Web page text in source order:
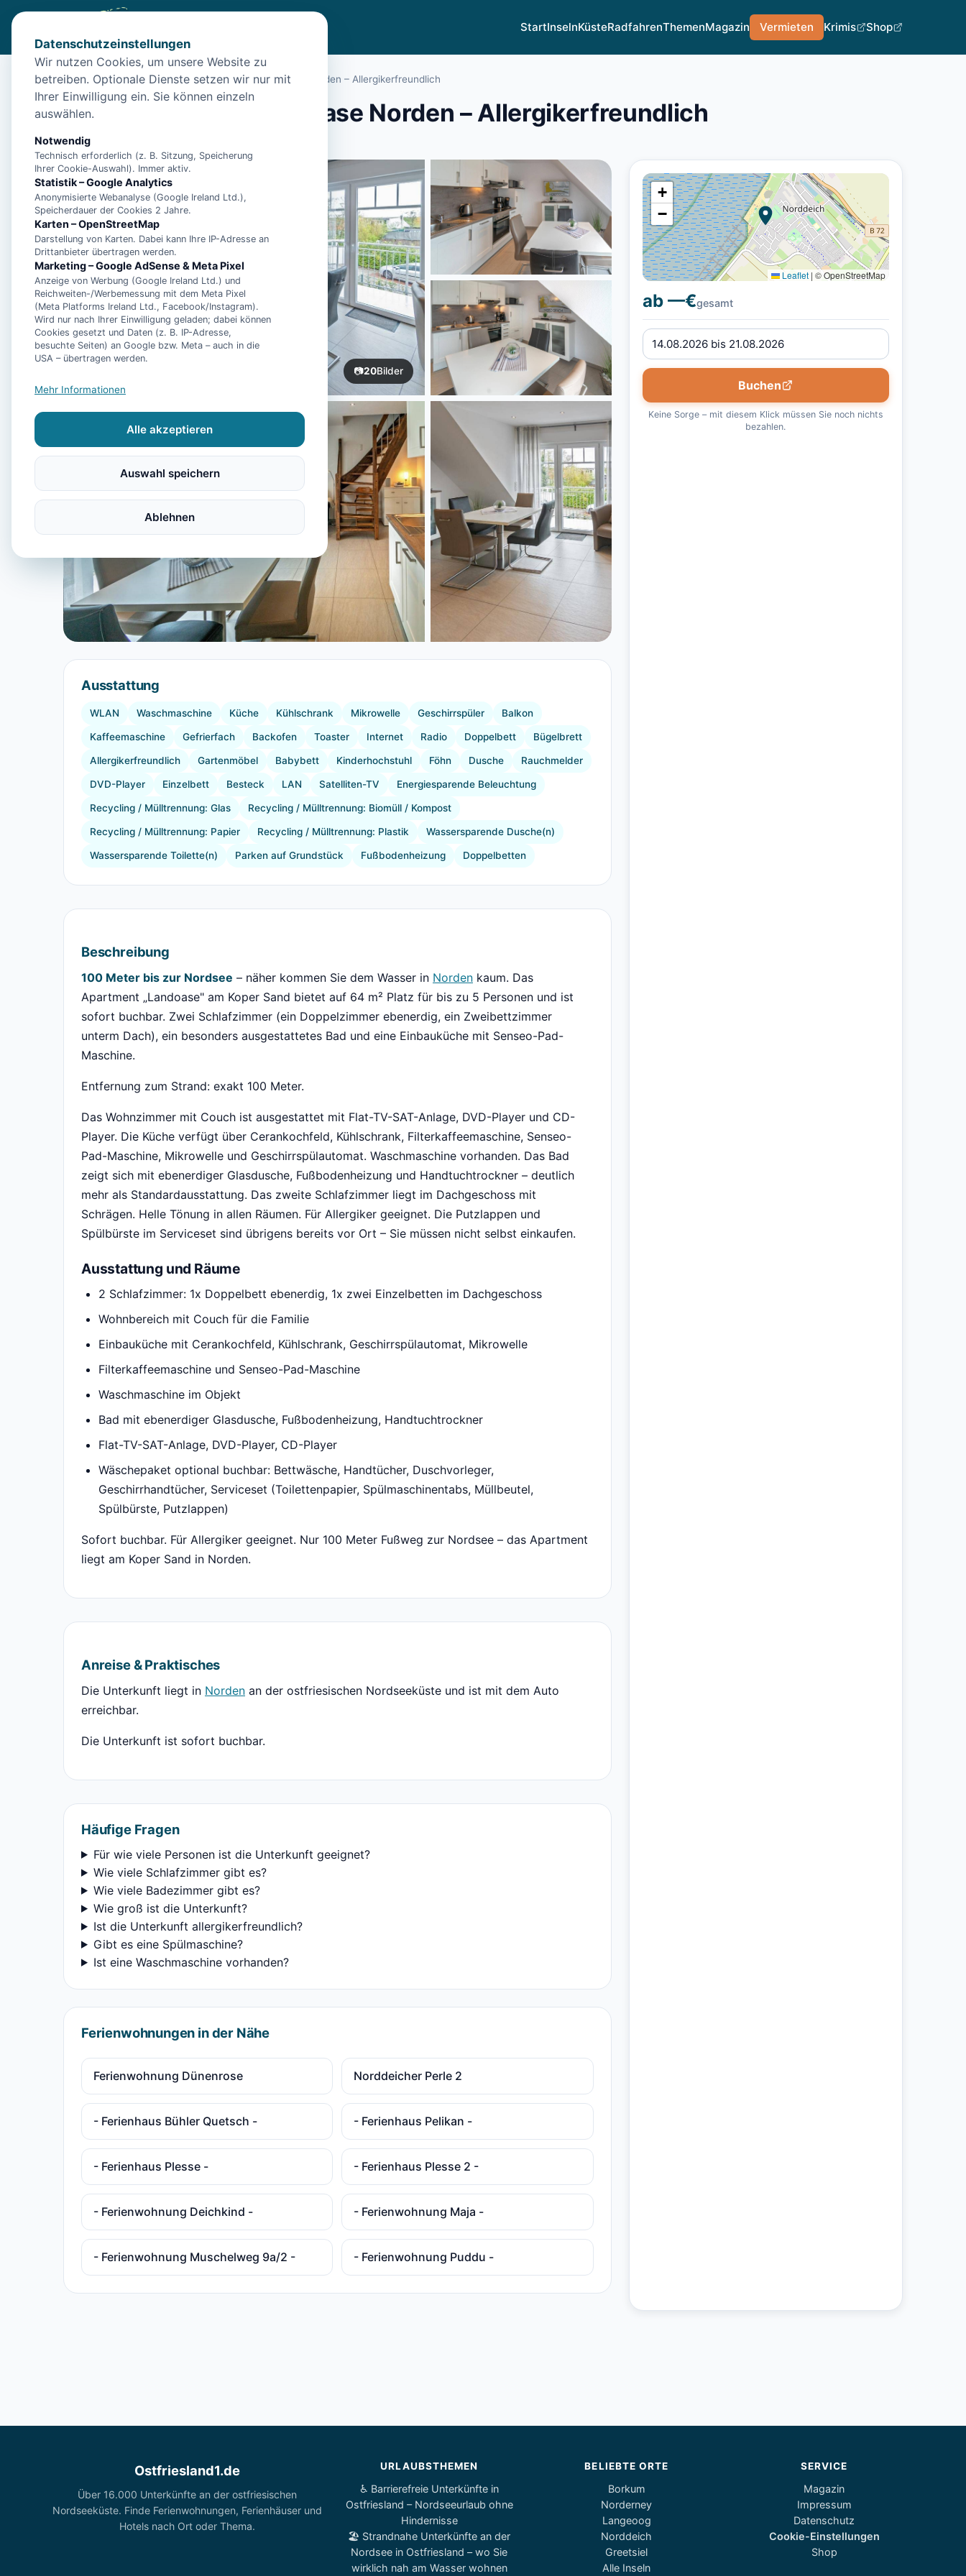
StartInselnKüsteRadfahrenThemenMagazin Vermieten Krimis Shop
Start Unterkünfte Norden/Ferienwohnung Landoase Norden – Allergikerfreundlich
Ferienwohnung Landoase Norden – Allergikerfreundlich
26506 Norden
📷20Bilder
Ausstattung
WLAN Waschmaschine Küche Kühlschrank Mikrowelle Geschirrspüler Balkon
Kaffeemaschine Gefrierfach Backofen Toaster Internet Radio Doppelbett Bügelbrett
Allergikerfreundlich Gartenmöbel Babybett Kinderhochstuhl Föhn Dusche Rauchmelder
DVD-Player Einzelbett Besteck LAN Satelliten-TV Energiesparende Beleuchtung
Recycling / Mülltrennung: Glas Recycling / Mülltrennung: Biomüll / Kompost
Recycling / Mülltrennung: Papier Recycling / Mülltrennung: Plastik Wassersparende Dusche(n)
Wassersparende Toilette(n) Parken auf Grundstück Fußbodenheizung Doppelbetten
Beschreibung
100 Meter bis zur Nordsee – näher kommen Sie dem Wasser in Norden kaum. Das
Apartment „Landoase" am Koper Sand bietet auf 64 m² Platz für bis zu 5 Personen und ist
sofort buchbar. Zwei Schlafzimmer (ein Doppelzimmer ebenerdig, ein Zweibettzimmer
unterm Dach), ein besonders ausgestattetes Bad und eine Einbauküche mit Senseo-Pad-
Maschine.
Entfernung zum Strand: exakt 100 Meter.
Das Wohnzimmer mit Couch ist ausgestattet mit Flat-TV-SAT-Anlage, DVD-Player und CD-
Player. Die Küche verfügt über Cerankochfeld, Kühlschrank, Filterkaffeemaschine, Senseo-
Pad-Maschine, Mikrowelle und Geschirrspülautomat. Waschmaschine vorhanden. Das Bad
zeigt sich mit ebenerdiger Glasdusche, Fußbodenheizung und Handtuchtrockner – deutlich
mehr als Standardausstattung. Das zweite Schlafzimmer liegt im Dachgeschoss mit
Schrägen. Helle Tönung in allen Räumen. Für Allergiker geeignet. Die Putzlappen und
Spülbürste im Serviceset sind übrigens bereits vor Ort – Sie müssen nicht selbst einkaufen.
Ausstattung und Räume
2 Schlafzimmer: 1x Doppelbett ebenerdig, 1x zwei Einzelbetten im Dachgeschoss
Wohnbereich mit Couch für die Familie
Einbauküche mit Cerankochfeld, Kühlschrank, Geschirrspülautomat, Mikrowelle
Filterkaffeemaschine und Senseo-Pad-Maschine
Waschmaschine im Objekt
Bad mit ebenerdiger Glasdusche, Fußbodenheizung, Handtuchtrockner
Flat-TV-SAT-Anlage, DVD-Player, CD-Player
Wäschepaket optional buchbar: Bettwäsche, Handtücher, Duschvorleger,
Geschirrhandtücher, Serviceset (Toilettenpapier, Spülmaschinentabs, Müllbeutel,
Spülbürste, Putzlappen)
Sofort buchbar. Für Allergiker geeignet. Nur 100 Meter Fußweg zur Nordsee – das Apartment
liegt am Koper Sand in Norden.
Anreise & Praktisches
Die Unterkunft liegt in Norden an der ostfriesischen Nordseeküste und ist mit dem Auto
erreichbar.
Die Unterkunft ist sofort buchbar.
Häufige Fragen
Für wie viele Personen ist die Unterkunft geeignet?
Wie viele Schlafzimmer gibt es?
Wie viele Badezimmer gibt es?
Wie groß ist die Unterkunft?
Ist die Unterkunft allergikerfreundlich?
Gibt es eine Spülmaschine?
Ist eine Waschmaschine vorhanden?
Ferienwohnungen in der Nähe
Ferienwohnung Dünenrose Norddeicher Perle 2
- Ferienhaus Bühler Quetsch - - Ferienhaus Pelikan -
- Ferienhaus Plesse - - Ferienhaus Plesse 2 -
- Ferienwohnung Deichkind - - Ferienwohnung Maja -
- Ferienwohnung Muschelweg 9a/2 - - Ferienwohnung Puddu -
+
−
Leaflet | © OpenStreetMap
ab —€gesamt
Buchen
Keine Sorge – mit diesem Klick müssen Sie noch nichts
bezahlen.
Ostfriesland1.de
Über 16.000 Unterkünfte an der ostfriesischen
Nordseeküste. Finde Ferienwohnungen, Ferienhäuser und
Hotels nach Ort oder Thema.
URLAUBSTHEMEN
♿ Barrierefreie Unterkünfte in
Ostfriesland – Nordseeurlaub ohne
Hindernisse
🏖️ Strandnahe Unterkünfte an der
Nordsee in Ostfriesland – wo Sie
wirklich nah am Wasser wohnen
BELIEBTE ORTE
Borkum
Norderney
Langeoog
Norddeich
Greetsiel
Alle Inseln
SERVICE
Magazin
Impressum
Datenschutz
Cookie-Einstellungen
Shop
Datenschutzeinstellungen
Wir nutzen Cookies, um unsere Website zu
betreiben. Optionale Dienste setzen wir nur mit
Ihrer Einwilligung ein. Sie können einzeln
auswählen.
Notwendig
Technisch erforderlich (z. B. Sitzung, Speicherung
Ihrer Cookie-Auswahl). Immer aktiv.
Statistik – Google Analytics
Anonymisierte Webanalyse (Google Ireland Ltd.),
Speicherdauer der Cookies 2 Jahre.
Karten – OpenStreetMap
Darstellung von Karten. Dabei kann Ihre IP-Adresse an
Drittanbieter übertragen werden.
Marketing – Google AdSense & Meta Pixel
Anzeige von Werbung (Google Ireland Ltd.) und
Reichweiten-/Werbemessung mit dem Meta Pixel
(Meta Platforms Ireland Ltd., Facebook/Instagram).
Wird nur nach Ihrer Einwilligung geladen; dabei können
Cookies gesetzt und Daten (z. B. IP-Adresse,
besuchte Seiten) an Google bzw. Meta – auch in die
USA – übertragen werden.
Mehr Informationen
Alle akzeptieren
Auswahl speichern
Ablehnen